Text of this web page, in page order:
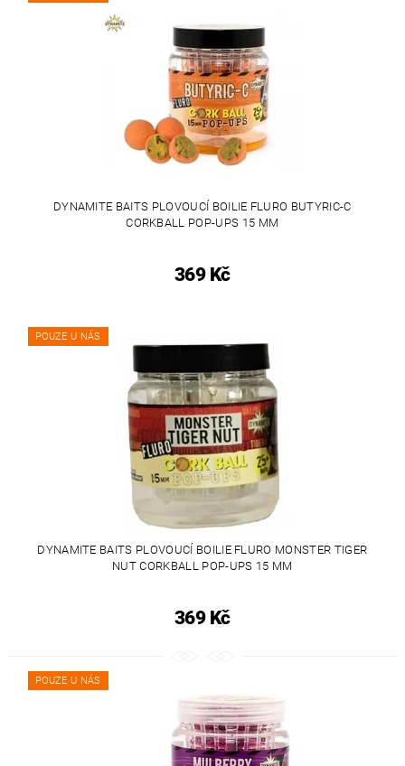
DYNAMITE BAITS PLOVOUCÍ BOILIE FLURO BUTYRIC-C
CORKBALL POP-UPS 15 MM
369 Kč
POUZE U NÁS
DYNAMITE BAITS PLOVOUCÍ BOILIE FLURO MONSTER TIGER
NUT CORKBALL POP-UPS 15 MM
369 Kč
POUZE U NÁS